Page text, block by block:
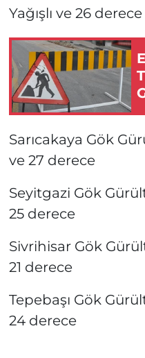
Yağışlı ve 26 derece
Sarıcakaya Gök
ve 27 derece
Seyitgazi Gök
25 derece
Sivrihisar Gök
21 derece
Tepebaşı Gök
24 derece